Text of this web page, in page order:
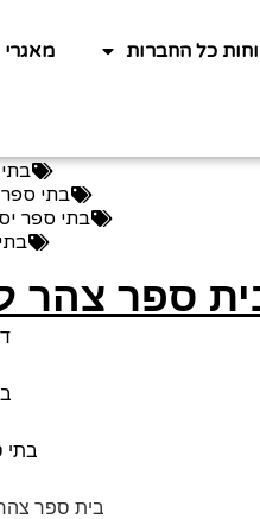
כל החברות מאגרי
בתי
בתי ספר
ספר צהר
בתי
בית ספר